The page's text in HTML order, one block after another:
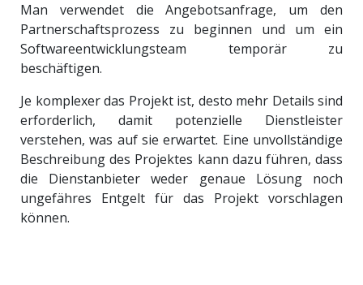
Man verwendet die Angebotsanfrage, um den
Partnerschaftsprozess zu beginnen und um ein
Softwareentwicklungsteam temporär zu
beschäftigen.
Je komplexer das Projekt ist, desto mehr Details sind
erforderlich, damit potenzielle Dienstleister
verstehen, was auf sie erwartet. Eine unvollständige
Beschreibung des Projektes kann dazu führen, dass
die Dienstanbieter weder genaue Lösung noch
ungefähres Entgelt für das Projekt vorschlagen
können.